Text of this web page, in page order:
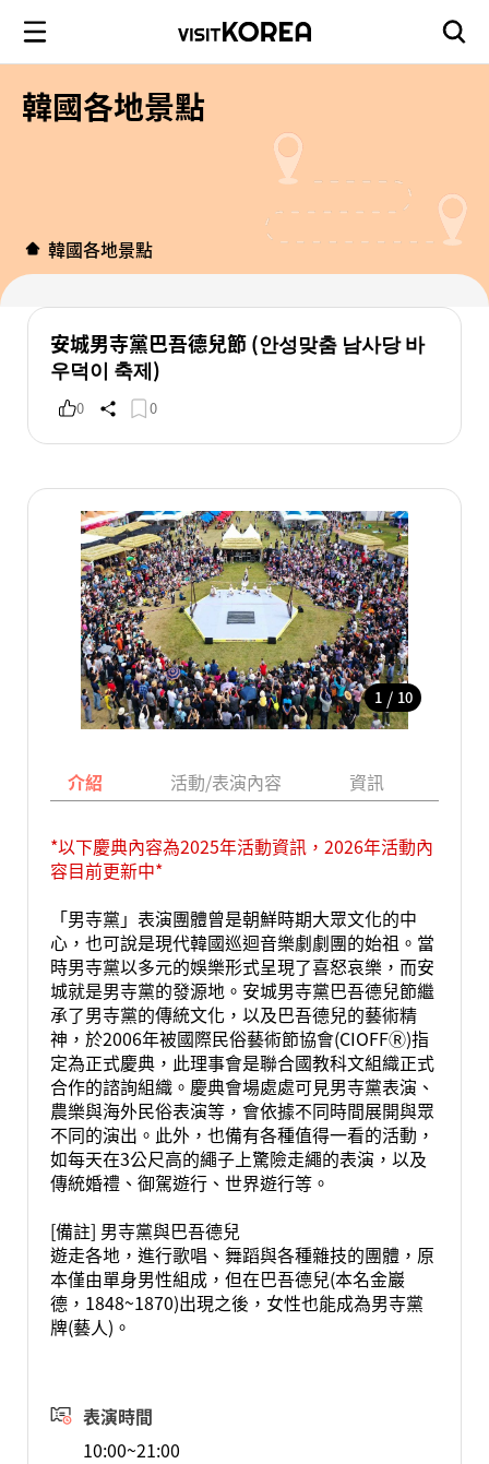
韓國各地景點
韓國各地景點
安城男寺黨巴吾德兒節 (안성맞춤 남사당 바
우덕이 축제)
0 0
1 / 10
介紹 活動/表演內容 資訊
*以下慶典內容為2025年活動資訊，2026年活動內
容目前更新中*
「男寺黨」表演團體曾是朝鮮時期大眾文化的中
心，也可說是現代韓國巡迴音樂劇劇團的始祖。當
時男寺黨以多元的娛樂形式呈現了喜怒哀樂，而安
城就是男寺黨的發源地。安城男寺黨巴吾德兒節繼
承了男寺黨的傳統文化，以及巴吾德兒的藝術精
神，於2006年被國際民俗藝術節協會(CIOFFⓇ)指
定為正式慶典，此理事會是聯合國教科文組織正式
合作的諮詢組織。慶典會場處處可見男寺黨表演、
農樂與海外民俗表演等，會依據不同時間展開與眾
不同的演出。此外，也備有各種值得一看的活動，
如每天在3公尺高的繩子上驚險走繩的表演，以及
傳統婚禮、御駕遊行、世界遊行等。
[備註] 男寺黨與巴吾德兒
遊走各地，進行歌唱、舞蹈與各種雜技的團體，原
本僅由單身男性組成，但在巴吾德兒(本名金巖
德，1848~1870)出現之後，女性也能成為男寺黨
牌(藝人)。
表演時間
10:00~21:00